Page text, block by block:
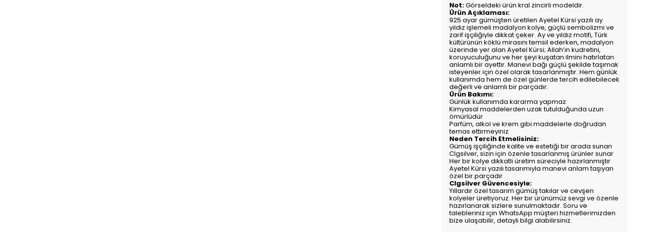
Not:Görseldeki ürün kral zincirli modeldir.
Ürün Açıklaması:
925 ayar gümüşten üretilen Ayetel Kürsi yazılı ay
yıldız işlemeli madalyon kolye, güçlü sembolizmi ve
zarif işçiliğiyle dikkat çeker. Ay ve yıldız motifi, Türk
kültürünün köklü mirasını temsil ederken, madalyon
üzerinde yer alan Ayetel Kürsi; Allah’ın kudretini,
koruyuculuğunu ve her şeyi kuşatan ilmini hatırlatan
anlamlı bir ayettir. Manevi bağı güçlü şekilde taşımak
isteyenler için özel olarak tasarlanmıştır. Hem günlük
kullanımda hem de özel günlerde tercih edilebilecek
değerli ve anlamlı bir parçadır.
Ürün Bakımı:
Günlük kullanımda kararma yapmaz
Kimyasal maddelerden uzak tutulduğunda uzun
ömürlüdür
Parfüm, alkol ve krem gibi maddelerle doğrudan
temas ettirmeyiniz
Neden Tercih Etmelisiniz:
Gümüş işçiliğinde kalite ve estetiği bir arada sunan
Clgsilver, sizin için özenle tasarlanmış ürünler sunar
Her bir kolye dikkatli üretim süreciyle hazırlanmıştır
Ayetel Kürsi yazılı tasarımıyla manevi anlam taşıyan
özel bir parçadır
Clgsilver Güvencesiyle:
Yıllardır özel tasarım gümüş takılar ve cevşen
kolyeler üretiyoruz. Her bir ürünümüz sevgi ve özenle
hazırlanarak sizlere sunulmaktadır. Soru ve
talebleriniz için WhatsApp müşteri hizmetlerimizden
bize ulaşabilir, detaylı bilgi alabilirsiniz.